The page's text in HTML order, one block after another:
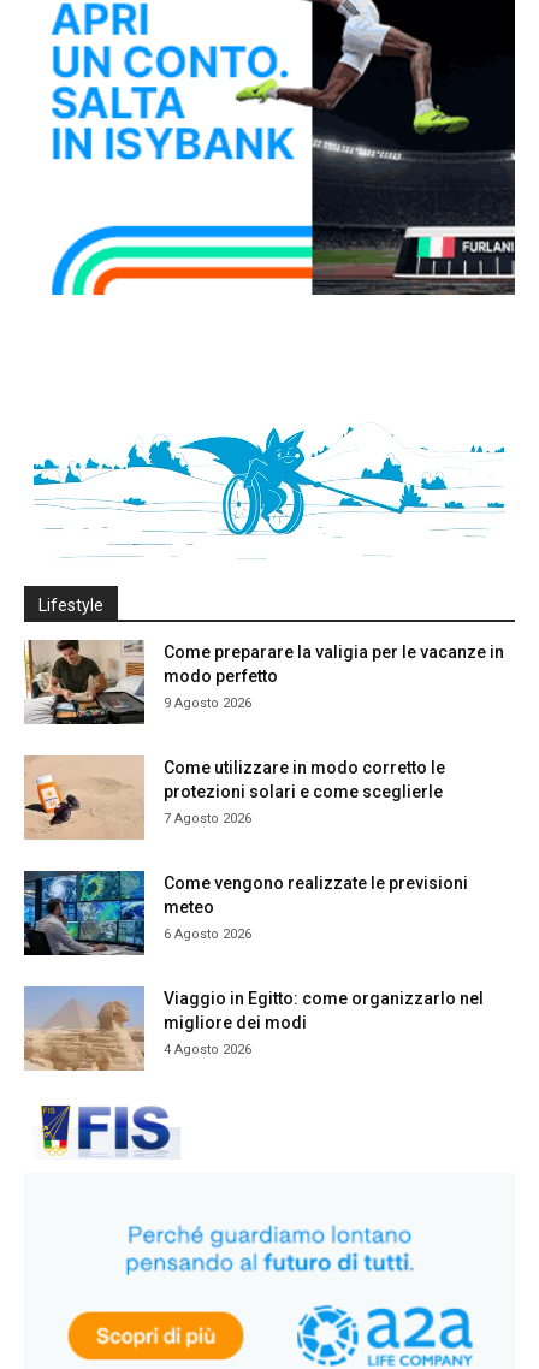
Lifestyle
Come preparare la valigia per le vacanze in
modo perfetto
9 Agosto 2026
Come utilizzare in modo corretto le
protezioni solari e come sceglierle
7 Agosto 2026
Come vengono realizzate le previsioni
meteo
6 Agosto 2026
Viaggio in Egitto: come organizzarlo nel
migliore dei modi
4 Agosto 2026